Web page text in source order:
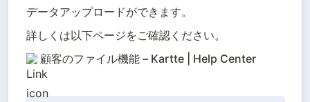
データアップロードができます。
詳しくは以下ページをご確認ください。
顧客のファイル機能 – Kartte | Help Center